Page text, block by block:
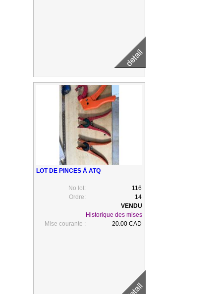
LOT DE PINCES À ATQ
No lot:
116
Ordre:
14
Historique des mises
Mise courante :
20.00 CAD